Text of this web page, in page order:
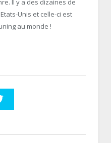
Il y a des dizaines de
Unis et celle-ci est
au monde !